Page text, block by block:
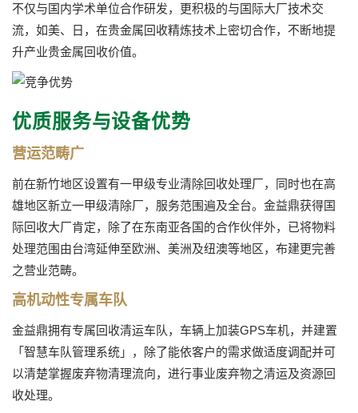
不仅与国内学术单位合作研发，更积极的与国际大厂技术交
流，如美、日，在贵金属回收精炼技术上密切合作，不断地提
升产业贵金属回收价值。
优质服务与设备优势
营运范畴广
前在新竹地区设置有一甲级专业清除回收处理厂，同时也在高
雄地区新立一甲级清除厂，服务范围遍及全台。金益鼎获得国
际回收大厂肯定，除了在东南亚各国的合作伙伴外，已将物料
处理范围由台湾延伸至欧洲、美洲及纽澳等地区，布建更完善
之营业范畴。
高机动性专属车队
金益鼎拥有专属回收清运车队，车辆上加装GPS车机，并建置
「智慧车队管理系统」，除了能依客户的需求做适度调配并可
以清楚掌握废弃物清理流向，进行事业废弃物之清运及资源回
收处理。